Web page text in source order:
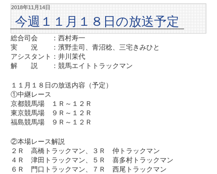
2018年11月14日
今週１１月１８日の放送予定
総合司会 ：西村寿一
実 況 ：濱野圭司、青沼稔、三宅きみひと
アシスタント：井川茉代
解 説 ：競馬エイトトラックマン
１１月１８日の放送内容（予定）
①中継レース
京都競馬場 １Ｒ～１２Ｒ
東京競馬場 ９Ｒ～１２Ｒ
福島競馬場 ９Ｒ～１２Ｒ
②本場レース解説
２Ｒ 高橋トラックマン、３Ｒ 仲トラックマン
４Ｒ 津田トラックマン、５Ｒ 喜多村トラックマン
６Ｒ 門口トラックマン、７Ｒ 西尾トラックマン